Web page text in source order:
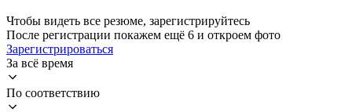
Чтобы видеть все резюме, зарегистрируйтесь
После регистрации покажем ещё 6 и откроем фото
Зарегистрироваться
За всё время
По соответствию